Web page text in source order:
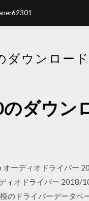
ダウンロード
ダウン
ーディオドライバー
ィオドライバー 2018/
のドライバーデータベ